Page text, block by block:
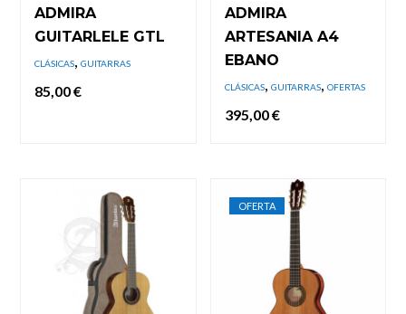
ADMIRA
GUITARLELE GTL
CLÁSICAS,GUITARRAS
85,00€
ADMIRA
ARTESANIA A4
EBANO
CLÁSICAS, GUITARRAS, OFERTAS
395,00€
OFERTA